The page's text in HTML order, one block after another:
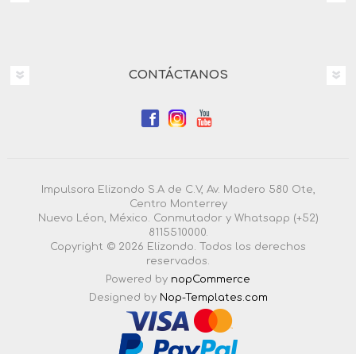
CONTÁCTANOS
Impulsora Elizondo S.A de C.V, Av. Madero 580 Ote,
Centro Monterrey
Nuevo Léon, México. Conmutador y Whatsapp (+52)
8115510000.
Copyright © 2026 Elizondo. Todos los derechos
reservados.
Powered by nopCommerce
Designed by Nop-Templates.com